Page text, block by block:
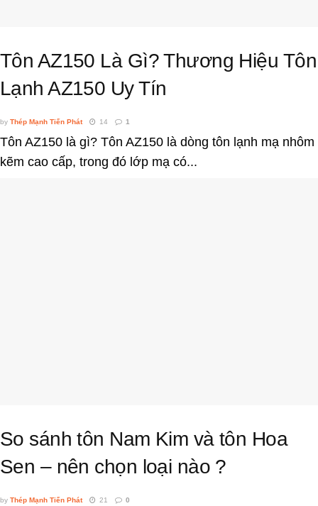
Tôn AZ150 Là Gì? Thương Hiệu Tôn
Lạnh AZ150 Uy Tín
by Thép Mạnh Tiến Phát 14 1
Tôn AZ150 là gì? Tôn AZ150 là dòng tôn lạnh mạ nhôm
kẽm cao cấp, trong đó lớp mạ có...
So sánh tôn Nam Kim và tôn Hoa
Sen – nên chọn loại nào ?
by Thép Mạnh Tiến Phát 21 0